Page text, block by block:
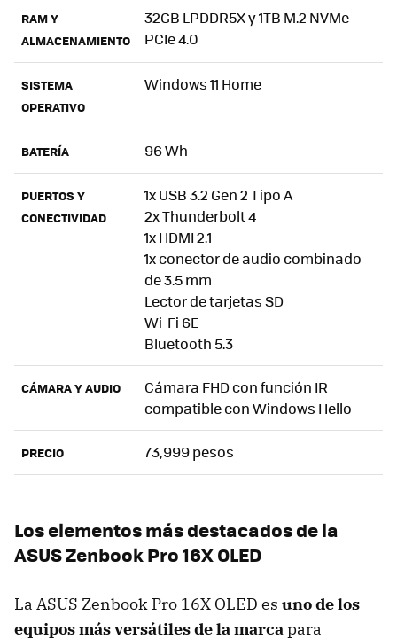
RAM Y
ALMACENAMIENTO
32GB LPDDR5X y 1TB M.2 NVMe
PCIe 4.0
SISTEMA
OPERATIVO
Windows 11 Home
BATERÍA 96 Wh
PUERTOS Y
CONECTIVIDAD
1x USB 3.2 Gen 2 Tipo A
2x Thunderbolt 4
1x HDMI 2.1
1x conector de audio combinado
de 3.5 mm
Lector de tarjetas SD
Wi-Fi 6E
Bluetooth 5.3
CÁMARA Y AUDIO
Cámara FHD con función IR
compatible con Windows Hello
PRECIO 73,999 pesos
Los elementos más destacados de la
ASUS Zenbook Pro 16X OLED
La ASUS Zenbook Pro 16X OLED es uno de los
equipos más versátiles de la marcapara